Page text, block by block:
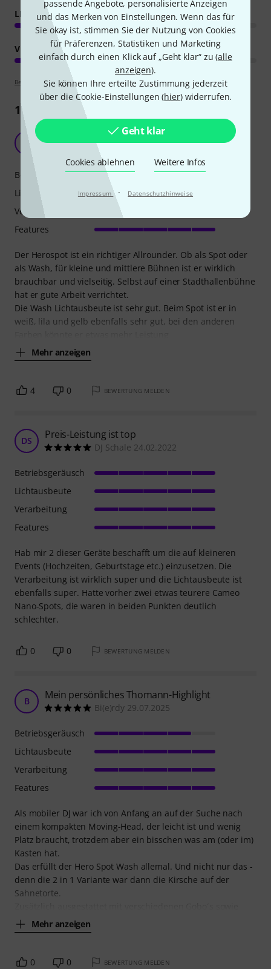
passende Angebote, personalisierte Anzeigen
und das Merken von Einstellungen. Wenn das für
Sie okay ist, stimmen Sie der Nutzung von Cookies
für Präferenzen, Statistiken und Marketing
einfach durch einen Klick auf „Geht klar“ zu (alle
anzeigen).
Sie können Ihre erteilte Zustimmung jederzeit
über die Cookie-Einstellungen (hier) widerrufen.
Geht klar
Cookies ablehnen Weitere Infos
Impressum · Datenschutzhinweise
LICHTAUSBEUTE
VERARBEITUNG
Bewertungsrichtlinien
15 Rezensionen
Sehr gut für den Preis
Erdinger 18.06.2020
Der Herospot ist ein richtiger Allrounder. Ob als Spot oder
als Wash, für kleine und mittlere Bühnen ist er wirklich
brauchbar und vielseitig. Selbst auf einer Stadthallenbühne
hat er gute Arbeit verrichtet.
Die Wash Lichtausbeute ist sehr gut. Beim Spot ist er in
weiß, lila und gelb ebenfalls sehr gut, bei den anderen
Mehr anzeigen
Betriebsgeräusch
Lichtausbeute
Verarbeitung
Features
4 0 BEWERTUNG MELDEN
DS Preis-Leistung ist top
DJ Schale 24.02.2022
Hab mir 2 dieser Geräte beschafft um die auf kleineren
Events (Hochzeiten, Geburtstage etc.) einzusetzen. Die
Verarbeitung ist wirklich super und die Lichtausbeute ist
ebenfalls super. Hatte vorher zwei etwas teurere Cameo
Nano-Spots, die waren in beiden Punkten deutlich
schlechter.
Betriebsgeräusch
Lichtausbeute
Verarbeitung
Features
0 0 BEWERTUNG MELDEN
B Mein persönliches Thomann-Highlight
Bi(e)rdy 29.07.2025
Als mobiler DJ war ich von Anfang an auf der Suche nach
einem kompakten Moving-Head, der leicht ist und wenig
Platz braucht, trotzdem aber ein bisschen was am (oder im)
Kasten hat.
Das erfüllt der Hero Spot Wash allemal. Und nicht nur das -
denn die 2 in 1 Variante war dann die Kirsche auf der
Sahnetorte.
Mehr anzeigen
Betriebsgeräusch
Lichtausbeute
Verarbeitung
Features
0 0 BEWERTUNG MELDEN